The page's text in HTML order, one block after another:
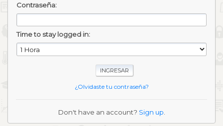
Contraseña:
Time to stay logged in:
¿Olvidaste tu contraseña?
Don't have an account? Sign up